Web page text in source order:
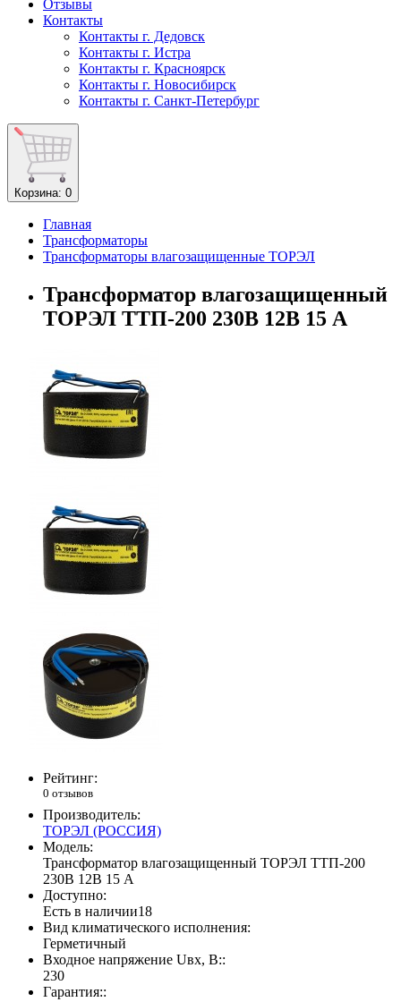
Отзывы
Контакты
Контакты г. Дедовск
Контакты г. Истра
Контакты г. Красноярск
Контакты г. Новосибирск
Контакты г. Санкт-Петербург
Корзина: 0
Главная
Трансформаторы
Трансформаторы влагозащищенные ТОРЭЛ
Трансформатор влагозащищенный
ТОРЭЛ ТТП-200 230В 12В 15 А
Рейтинг:
0 отзывов
Производитель:
ТОРЭЛ (РОССИЯ)
Модель:
Трансформатор влагозащищенный ТОРЭЛ ТТП-200
230В 12В 15 А
Доступно:
Есть в наличии18
Вид климатического исполнения:
Герметичный
Входное напряжение Uвх, В::
230
Гарантия::